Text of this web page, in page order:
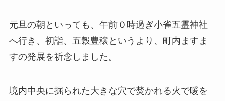
元旦の朝といっても、午前０時過ぎ小雀五霊神社
へ行き、初詣、五穀豊穣というより、町内ますま
すの発展を祈念しました。
境内中央に掘られた大きな穴で焚かれる火で暖を